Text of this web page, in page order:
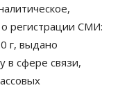
атакуют
регистрации СМИ:
г, выдано
в сфере связи,